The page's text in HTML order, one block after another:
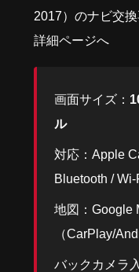
2017）のナビ交
詳細ページへ
画面サイズ：
ル
対応：Apple
Bluetooth / Wi-
地図：Google
（CarPlay/
バックカメラ